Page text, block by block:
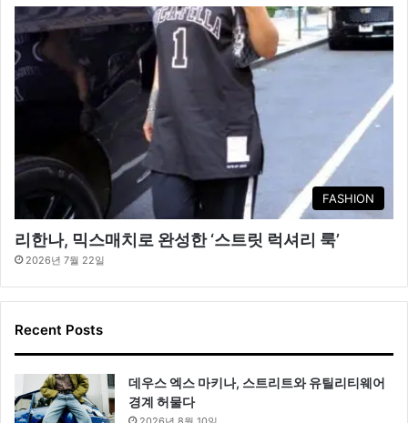
FASHION
리한나, 믹스매치로 완성한 ‘스트릿 럭셔리 룩’
2026년 7월 22일
Recent Posts
데우스 엑스 마키나, 스트리트와 유틸리티웨어
경계 허물다